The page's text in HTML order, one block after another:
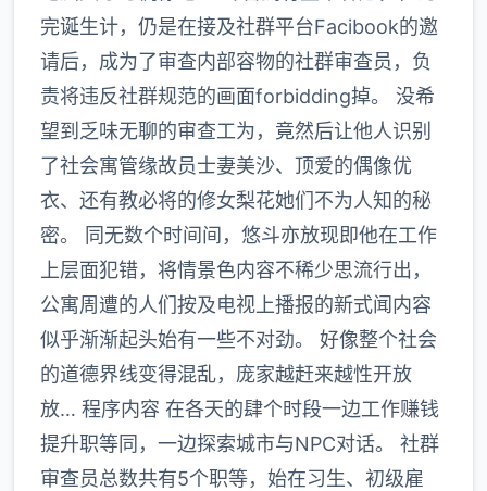
完诞生计，仍是在接及社群平台Facibook的邀
请后，成为了审查内部容物的社群审查员，负
责将违反社群规范的画面forbidding掉。 没希
望到乏味无聊的审查工为，竟然后让他人识别
了社会寓管缘故员士妻美沙、顶爱的偶像优
衣、还有教必将的修女梨花她们不为人知的秘
密。 同无数个时间间，悠斗亦放现即他在工作
上层面犯错，将情景色内容不稀少思流行出，
公寓周遭的人们按及电视上播报的新式闻内容
似乎渐渐起头始有一些不对劲。 好像整个社会
的道德界线变得混乱，庞家越赶来越性开放
放… 程序内容 在各天的肆个时段一边工作赚钱
提升职等同，一边探索城市与NPC对话。 社群
审查员总数共有5个职等，始在习生、初级雇